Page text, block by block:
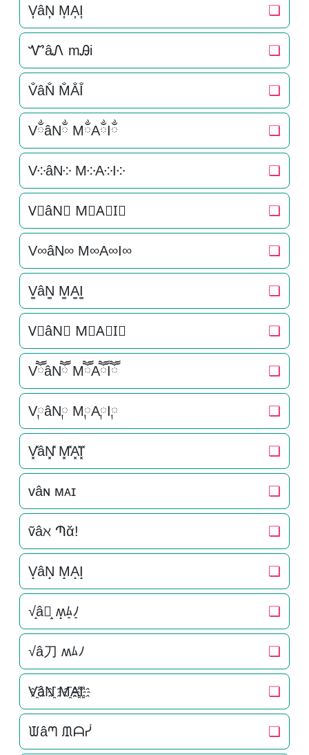
V͎âN͎ M͎A͎I͎ ❏
ᏉâᏁ mᎯi ❏
V̐âN̐ M̐A̐I̐ ❏
VྂâNྂ MྂAྂIྂ ❏
V༶âN༶ M༶A༶I༶ ❏
V⃕âN⃕ M⃕A⃕I⃕ ❏
V∞âN∞ M∞A∞I∞ ❏
V͚âN͚ M͚A͚I͚ ❏
V⃒âN⃒ M⃒A⃒I⃒ ❏
VཽâNཽ MཽAཽIཽ ❏
V༙âN༙ M༙A༙I༙ ❏
V͓̽âN͓̽ M͓̽A͓̽I͓̽ ❏
ᴠâɴ ᴍᴀɪ ❏
ṽâℵ Պᾰ! ❏
V̝âN̝ M̝A̝I̝ ❏
√̝â刀̝ ʍ̝ﾑ̝ﾉ̝ ❏
√â刀 ʍﾑﾉ ❏
V҈âN҈ M҈A҈I҈ ❏
ᙡâᘉ ᙢᗩᓮ ❏